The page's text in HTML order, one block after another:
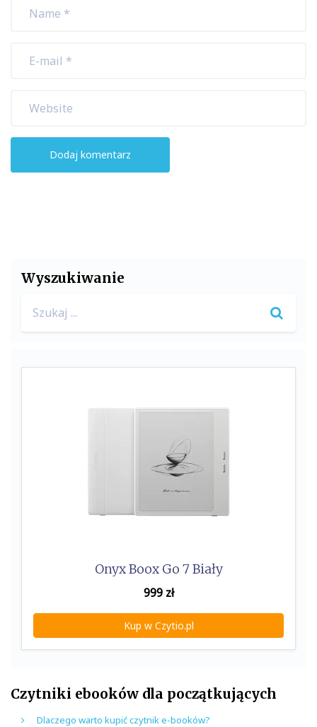
Wyszukiwanie
for:
Onyx Boox Go 7 Biały
999zł
Kup w Czytio.pl
Czytniki ebooków dla początkujących
Dlaczego warto kupić czytnik e-booków?